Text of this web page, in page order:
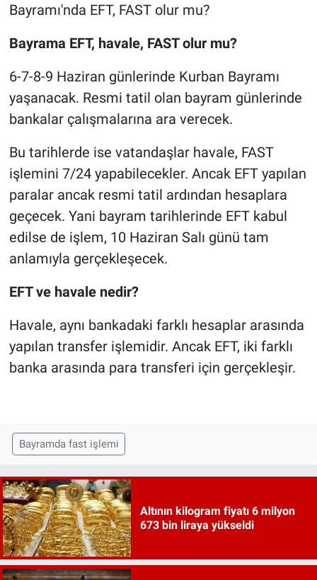
Bayramı'nda EFT, FAST olur mu?
Bayrama EFT, havale, FAST olur mu?
6-7-8-9 Haziran günlerinde Kurban Bayramı
yaşanacak. Resmi tatil olan bayram günlerinde
bankalar çalışmalarına ara verecek.
Bu tarihlerde ise vatandaşlar havale, FAST
işlemini 7/24 yapabilecekler. Ancak EFT yapılan
paralar ancak resmi tatil ardından hesaplara
geçecek. Yani bayram tarihlerinde EFT kabul
edilse de işlem, 10 Haziran Salı günü tam
anlamıyla gerçekleşecek.
EFT ve havale nedir?
Havale, aynı bankadaki farklı hesaplar arasında
yapılan transfer işlemidir. Ancak EFT, iki farklı
banka arasında para transferi için gerçekleşir.
Bayramda fast işlemi
Altının kilogram fiyatı 6 milyon
673 bin liraya yükseldi